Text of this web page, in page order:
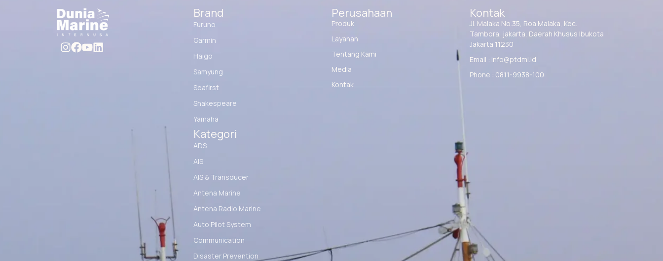
Brand
Furuno
Garmin
Haigo
Samyung
Seafirst
Shakespeare
Yamaha
Kategori
ADS
AIS
AIS & Transducer
Antena Marine
Antena Radio Marine
Auto Pilot System
Communication
Disaster Prevention
Perusahaan
Produk
Layanan
Tentang Kami
Media
Kontak
Kontak
Jl. Malaka No.35, Roa Malaka, Kec.
Tambora, jakarta, Daerah Khusus Ibukota
Jakarta 11230
Email : info@ptdmi.id
Phone : 0811-9938-100